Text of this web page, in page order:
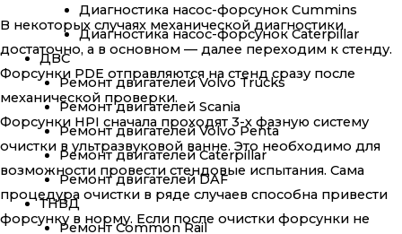
Диагностика насос-форсунок Cummins
Диагностика насос-форсунок Caterpillar
ДВС
Ремонт двигателей Volvo Trucks
Ремонт двигателей Scania
Ремонт двигателей Volvo Penta
Ремонт двигателей Caterpillar
Ремонт двигателей DAF
ТНВД
Ремонт Common Rail
В некоторых случаях механической диагностики
достаточно, а в основном — далее переходим к стенду.
Форсунки PDE отправляются на стенд сразу после
механической проверки.
Форсунки HPI сначала проходят 3-х фазную систему
очистки в ультразвуковой ванне. Это необходимо для
возможности провести стендовые испытания. Сама
процедура очистки в ряде случаев способна привести
форсунку в норму. Если после очистки форсунки не